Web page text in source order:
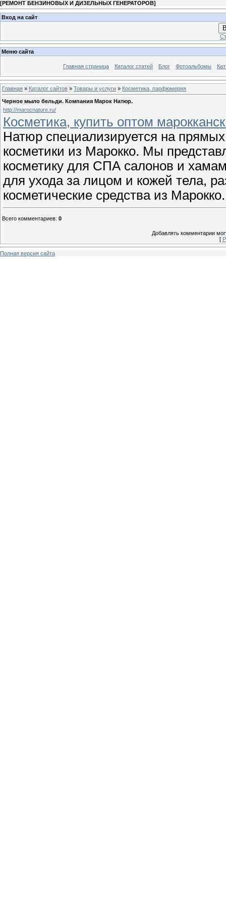
[РЕМОНТ БЕНЗИНОВЫХ И ДИЗЕЛЬНЫХ ГЕНЕРАТОРОВ]
Вход на сайт
Меню сайта
Главная страница Каталог статей Блог Фотоальбомы
Главная » Каталог сайтов » Товары и услуги » Косметика, парфюмерия
Черное мыло бельди. Компания Марок Натюр.
http://marocnature.ru/
Косметика, купить оптом
Натюр специализируется на
косметики из Марокко. Мы
косметику для СПА салонов и
для ухода за лицом и кожей тела,
косметические средства из
Всего комментариев: 0
Добавлять комментарии
[
Полная версия сайта